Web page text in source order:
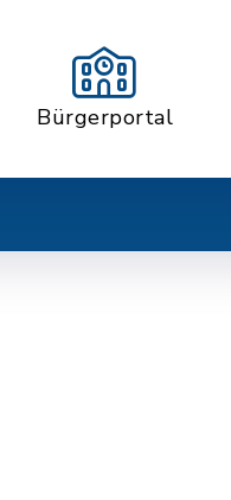
Bürgerportal